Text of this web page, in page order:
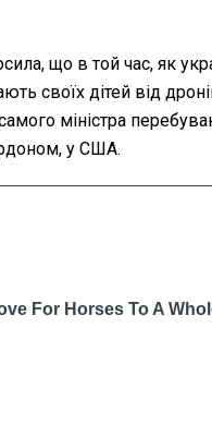
що в той час, як
своїх дітей від
міністра
у США.